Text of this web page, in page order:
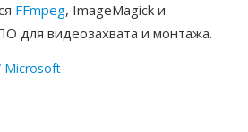
FFmpeg, ImageMagick и
для видеозахвата и монтажа.
Microsoft